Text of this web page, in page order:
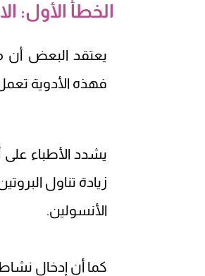
الخطأ الأول:
فهذه الأدوية
يشدد الأطباء على
زيادة تناول
الأنسولين.
كما أن إدخال